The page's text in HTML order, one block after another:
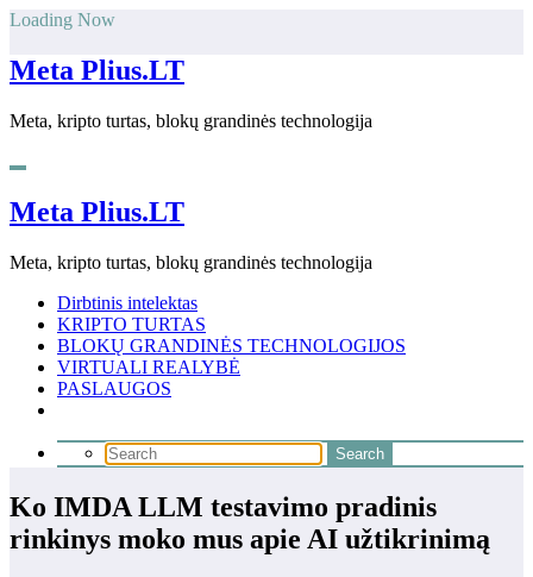
Skip
content
Loading Now
Meta Plius.LT
Meta, kripto turtas, blokų grandinės technologija
Meta Plius.LT
Meta, kripto turtas, blokų grandinės technologija
Dirbtinis intelektas
KRIPTO TURTAS
BLOKŲ GRANDINĖS TECHNOLOGIJOS
VIRTUALI REALYBĖ
PASLAUGOS
Ko IMDA LLM testavimo pradinis
rinkinys moko mus apie AI užtikrinimą